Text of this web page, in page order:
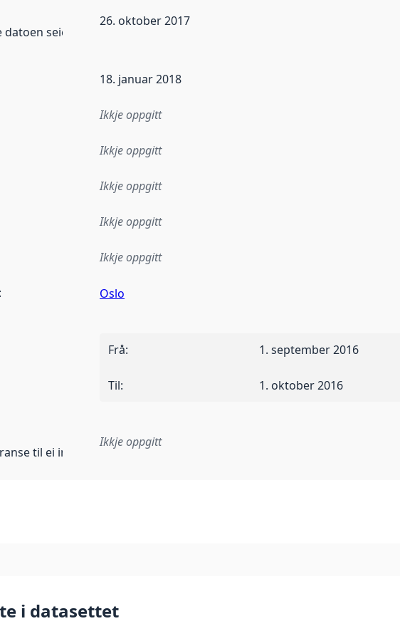
datoen seier når dataa i dette datasettet først blei utgitt. Det kan ha
26. oktober 2017
18. januar 2018
Ikkje oppgitt
Ikkje oppgitt
Ikkje oppgitt
Ikkje oppgitt
Ikkje oppgitt
: Oslo
Frå: 1. september 2016
Til: 1. oktober 2016
til ei implementeringsregel eller anna spesifikasjon som ligg til
Ikkje oppgitt
i datasettet